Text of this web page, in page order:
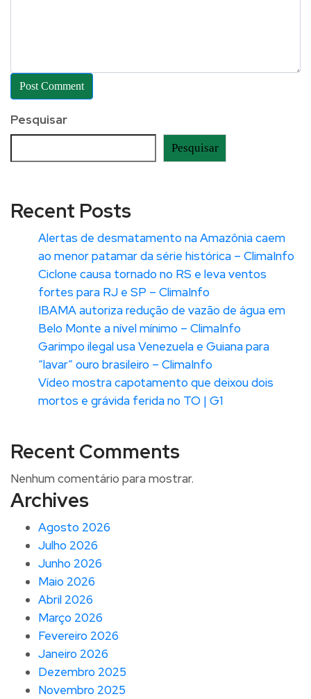
Pesquisar
Pesquisar
Recent Posts
Alertas de desmatamento na Amazônia caem
ao menor patamar da série histórica – ClimaInfo
Ciclone causa tornado no RS e leva ventos
fortes para RJ e SP – ClimaInfo
IBAMA autoriza redução de vazão de água em
Belo Monte a nível mínimo – ClimaInfo
Garimpo ilegal usa Venezuela e Guiana para
“lavar” ouro brasileiro – ClimaInfo
Vídeo mostra capotamento que deixou dois
mortos e grávida ferida no TO | G1
Recent Comments
Nenhum comentário para mostrar.
Archives
Agosto 2026
Julho 2026
Junho 2026
Maio 2026
Abril 2026
Março 2026
Fevereiro 2026
Janeiro 2026
Dezembro 2025
Novembro 2025